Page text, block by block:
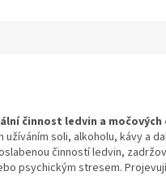
činnost ledvin a močových
soli, alkoholu, kávy a
činností ledvin,
psychickým stresem.